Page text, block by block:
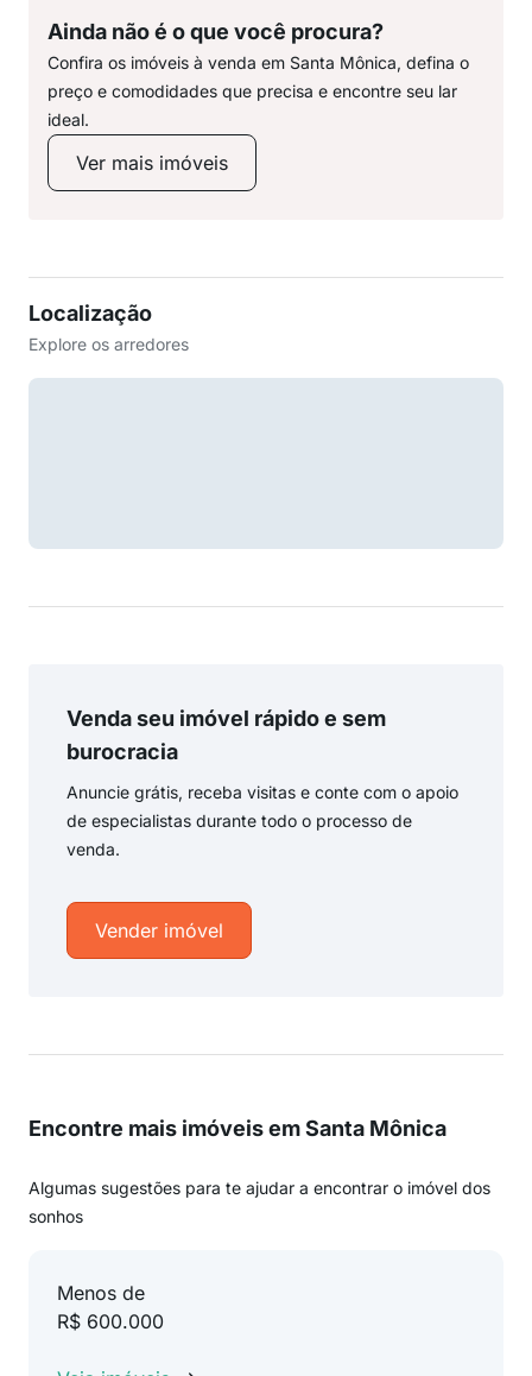
Ainda não é o que você procura?
Confira os imóveis à venda em Santa Mônica, defina o
preço e comodidades que precisa e encontre seu lar
ideal.
Ver mais imóveis
Localização
Explore os arredores
Venda seu imóvel rápido e sem
burocracia
Anuncie grátis, receba visitas e conte com o apoio
de especialistas durante todo o processo de
venda.
Vender imóvel
Encontre mais imóveis em Santa Mônica
Algumas sugestões para te ajudar a encontrar o imóvel dos
sonhos
Menos de
R$ 600.000